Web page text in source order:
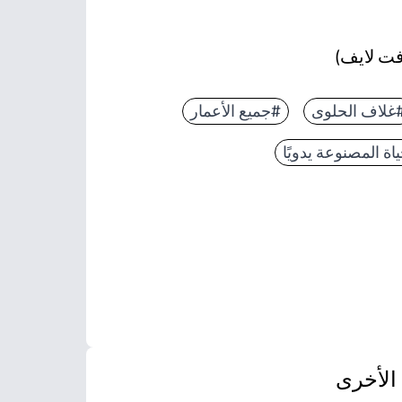
لايف)
الحلوى #جميع الأعمار
المصنوعة يدويًا